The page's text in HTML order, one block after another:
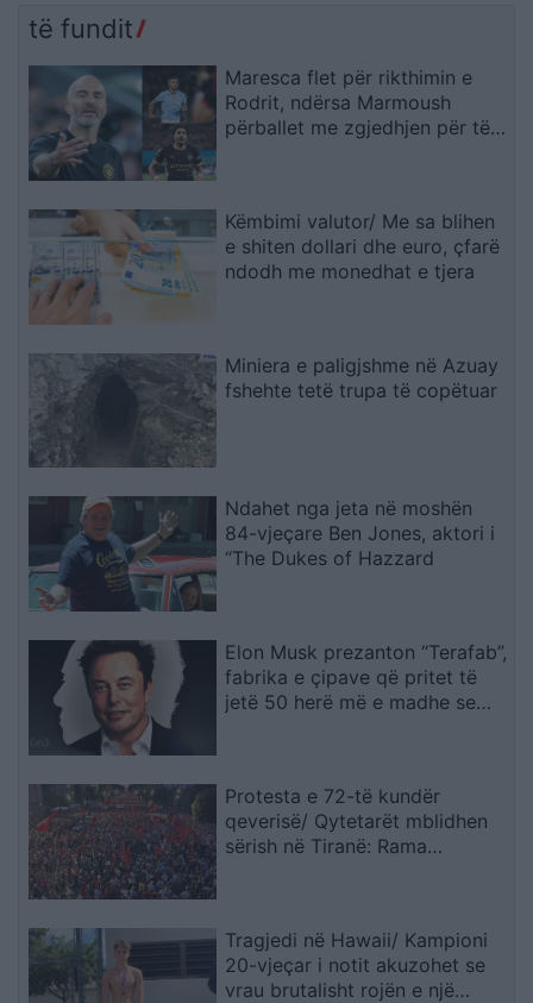
Shqipërinë larg politikës
së vjetër
të fundit
Maresca flet për rikthimin e
Rodrit, ndërsa Marmoush
përballet me zgjedhjen për të
Këmbimi valutor/ Me sa blihen
e shiten dollari dhe euro, çfarë
ndodh me monedhat e tjera
Miniera e paligjshme në Azuay
fshehte tetë trupa të copëtuar
Ndahet nga jeta në moshën
84-vjeçare Ben Jones, aktori i
“The Dukes of Hazzard
Elon Musk prezanton “Terafab”,
fabrika e çipave që pritet të
jetë 50 herë më e madhe se
Protesta e 72-të kundër
qeverisë/ Qytetarët mblidhen
sërish në Tiranë: Rama
Tragjedi në Hawaii/ Kampioni
20-vjeçar i notit akuzohet se
vrau brutalisht rojën e një